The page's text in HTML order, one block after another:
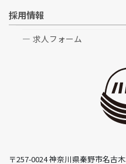
採用情報
求人フォーム
〒257-0024 神奈川県秦野市名古木